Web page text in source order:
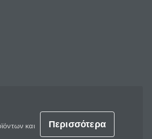
και
Περισσότερα